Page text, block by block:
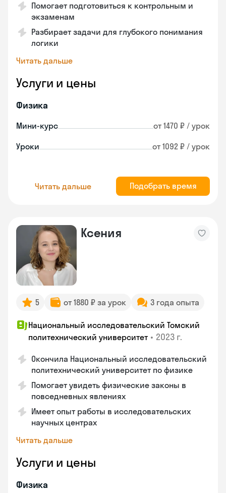
Помогает подготовиться к контрольным и
экзаменам
Разбирает задачи для глубокого понимания
логики
Читать дальше
Услуги и цены
Физика
Мини-курс от 1470 ₽ / урок
Уроки от 1092 ₽ / урок
Читать дальше Подобрать время
Ксения
5 от 1880 ₽ за урок 3 года опыта
Национальный исследовательский Томский
политехнический университет • 2023 г.
Окончила Национальный исследовательский
политехнический университет по физике
Помогает увидеть физические законы в
повседневных явлениях
Имеет опыт работы в исследовательских
научных центрах
Читать дальше
Услуги и цены
Физика